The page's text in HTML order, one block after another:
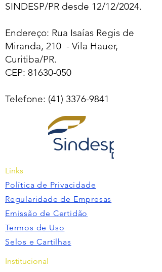
SINDESP/PR desde 12/12/2024.
Endereço: Rua Isaías Regis de
Miranda, 210 - Vila Hauer,
Curitiba/PR.
CEP: 81630-050
Telefone: (41) 3376-9841
Links
Política de Privacidade
Regularidade de Empresas
Emissão de Certidão
Termos de Uso
Selos e Cartilhas
Institucional